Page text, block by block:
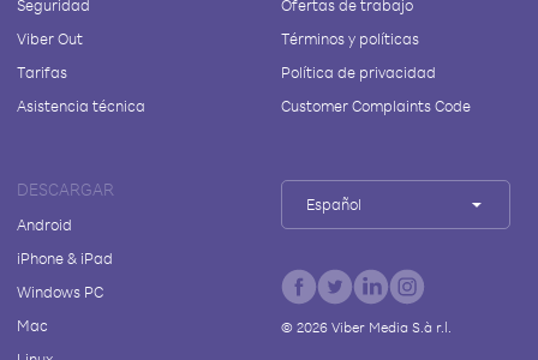
Seguridad
Viber Out
Tarifas
Asistencia técnica
Ofertas de trabajo
Términos y políticas
Política de privacidad
Customer Complaints Code
DESCARGAR
Android
iPhone & iPad
Windows PC
Mac
Español
© 2026Viber Media S.à r.l.